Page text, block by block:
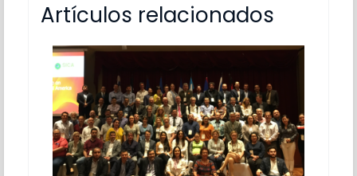
Artículos relacionados